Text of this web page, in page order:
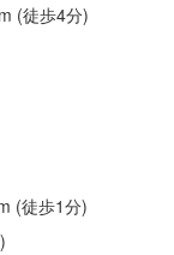
(徒歩4分)
(徒歩1分)